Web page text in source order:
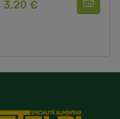
3,20 €